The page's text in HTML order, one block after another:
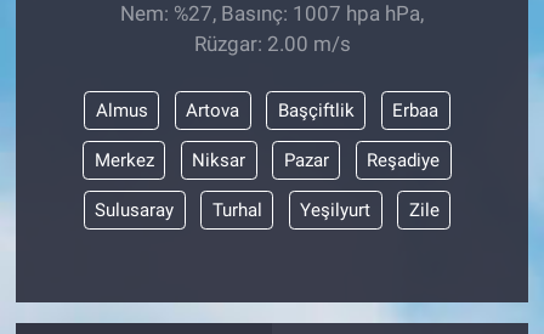
Nem: %27, Basınç: 1007 hpa hPa,
Rüzgar: 2.00 m/s
Almus Artova Başçiftlik Erbaa
Merkez Niksar Pazar Reşadiye
Sulusaray Turhal Yeşilyurt Zile